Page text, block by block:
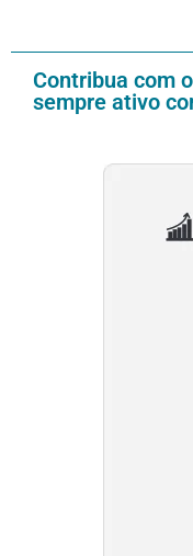
Contribua com
sempre ativo